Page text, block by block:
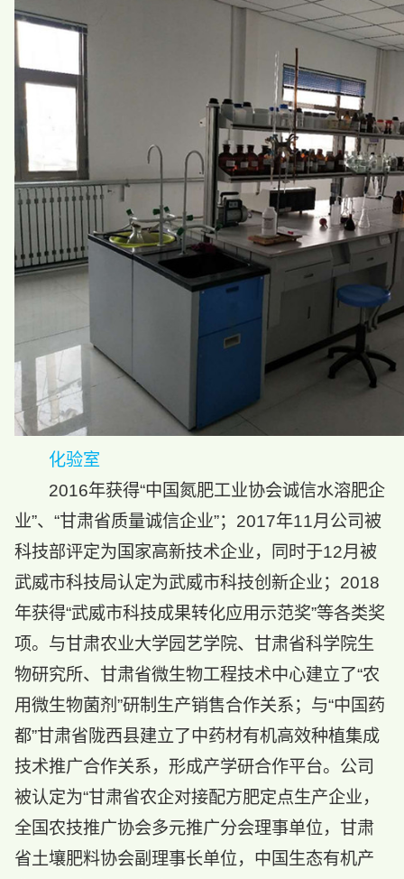
化验室
2016年获得“中国氮肥工业协会诚信水溶肥企
业”、“甘肃省质量诚信企业”；2017年11月公司被
科技部评定为国家高新技术企业，同时于12月被
武威市科技局认定为武威市科技创新企业；2018
年获得“武威市科技成果转化应用示范奖”等各类奖
项。与甘肃农业大学园艺学院、甘肃省科学院生
物研究所、甘肃省微生物工程技术中心建立了“农
用微生物菌剂”研制生产销售合作关系；与“中国药
都”甘肃省陇西县建立了中药材有机高效种植集成
技术推广合作关系，形成产学研合作平台。公司
被认定为“甘肃省农企对接配方肥定点生产企业，
全国农技推广协会多元推广分会理事单位，甘肃
省土壤肥料协会副理事长单位，中国生态有机产